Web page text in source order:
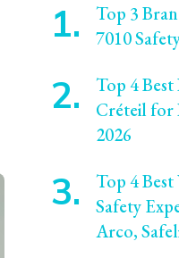
Top 3
7010
Top 4
Créteil for
2026
Top 4
Safety
Arco,